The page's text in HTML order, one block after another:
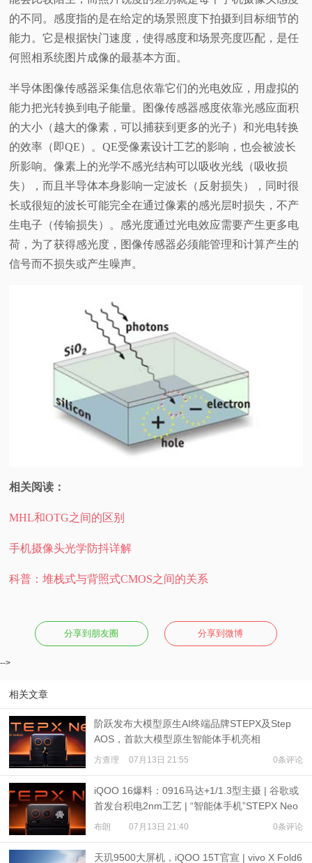
的不同。感度指的是在给定的场景照度下拍摄到目标细节的
能力。它是根据快门速度，使得感度和场景亮度匹配，是任
何照相系统图片成像的最基本方面。
半导体图像传感器采集信息依靠它们的光电效应，用虚拟的
能力把光转换到电子能量。图像传感器感度依靠光感应面积
的大小（越大的像素，可以捕获到更多的光子）和光电转换
的效率（即QE）。QE受像素设计工艺的影响，也会被波长
所影响。像素上的光学不感光结构可以吸收光线（吸收损
失），而且半导体本身影响一定波长（反射损失），同时很
长或很短的波长可能完全在通过像素的感光层时损失，不产
生电子（传输损失）。感光度通过光电效应需要产生更多电
荷，为了获得感光度，图像传感器必须能管理和计算产生的
信号而不损失或产生噪声。
相关阅读：
MHL和OTG之间的区别
手机摄像头光学防抖详解
科普：堆栈式与背照式CMOS之间的关系
分享到朋友圈 分享到微博
-->
相关文章
阶跃发布大模型原生AI终端品牌STEPX及Step
AOS，首款大模型原生智能体手机亮相
方查理 07月13日 21:55 0条评论
iQOO 16爆料：0916马达+1/1.3型主摄 | 谷歌或
首发台积电2nm工艺 | “智能体手机”STEPX Neo
亮相
布朗 07月13日 21:40 0条评论
天玑9500大屏机，iQOO 15T官宣 | vivo X Fold6